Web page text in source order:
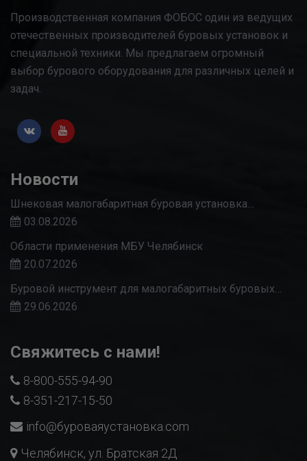
Производственная компания ФОБОС один из ведущих
отечественных производителей буровых установок и
специальной техники. Мы предлагаем огромный
выбор бурового оборудования для различных целей и
задач.
Новости
Шнековая малогабаритная буровая установка…
03.08.2026
Области применения МБУ Челябинск
20.07.2026
Буровой инструмент для малогабаритных буровых…
29.06.2026
Свяжитесь с нами!
8-800-555-94-90
8-351-217-15-50
info@буроваяустановка.com
Челябинск, ул. Братская 2Д